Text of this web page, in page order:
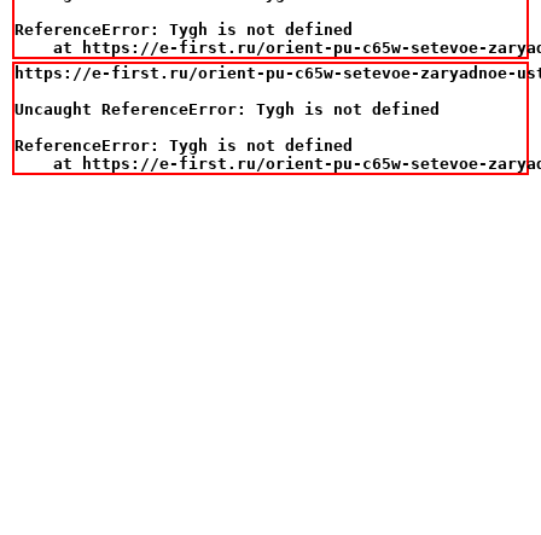
ReferenceError: Tygh is not defined
at https://e-first.ru/orient-pu-c65w-setevoe-
https://e-first.ru/orient-pu-c65w-setevoe-zaryadnoe-
Uncaught ReferenceError: Tygh is not defined
ReferenceError: Tygh is not defined
at https://e-first.ru/orient-pu-c65w-setevoe-